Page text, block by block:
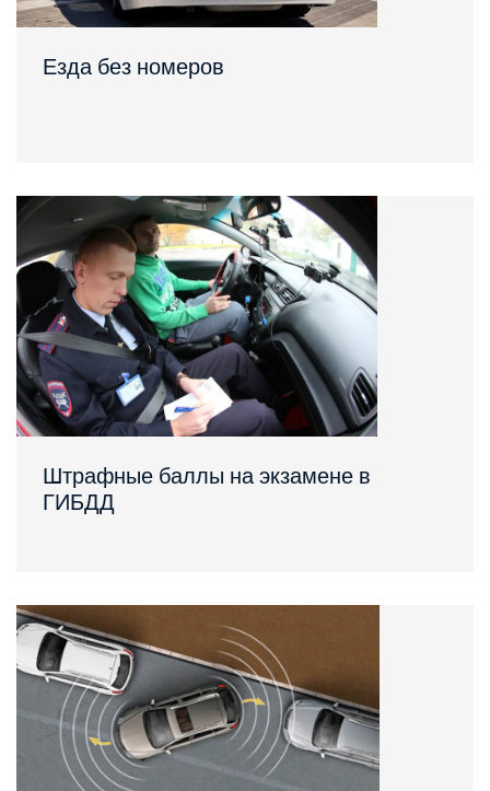
Езда без номеров
Штрафные баллы на экзамене в
ГИБДД